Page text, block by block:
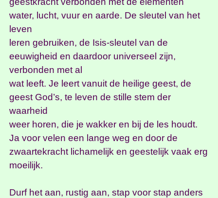
water, lucht, vuur en aarde. De sleutel van het
leven
leren gebruiken, de Isis-sleutel van de
eeuwigheid en daardoor universeel zijn,
verbonden met al
wat leeft. Je leert vanuit de heilige geest, de
geest God’s, te leven de stille stem der
waarheid
weer horen, die je wakker en bij de les houdt.
Ja voor velen een lange weg en door de
zwaartekracht lichamelijk en geestelijk vaak erg
moeilijk.
Durf het aan, rustig aan, stap voor stap anders